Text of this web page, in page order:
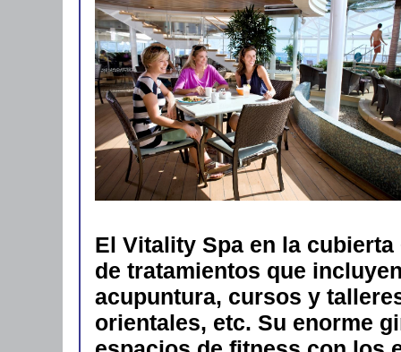
El Vitality Spa en la
de tratamientos que
acupuntura, cursos y
orientales, etc. Su enorme